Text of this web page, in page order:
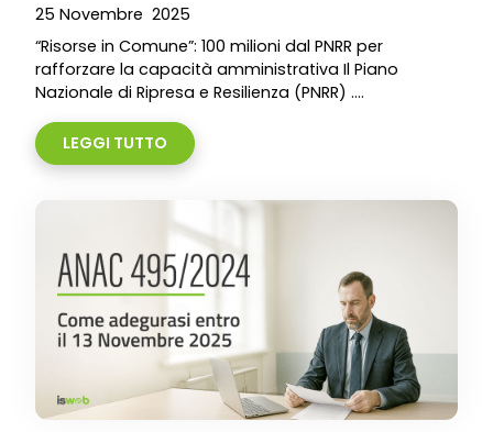
25 Novembre 2025
“Risorse in Comune”: 100 milioni dal PNRR per
rafforzare la capacità amministrativa Il Piano
Nazionale di Ripresa e Resilienza (PNRR) ....
LEGGI TUTTO